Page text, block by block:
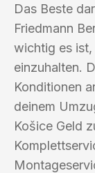
Das Beste
Friedmann
wichtig es ist,
einzuhalten.
Konditionen
deinem
Košice Geld